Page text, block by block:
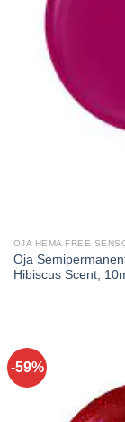
OJA HEMA FREE
Oja
Hibiscus Scent,
-59%